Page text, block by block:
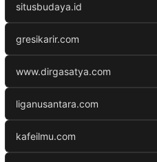
situsbudaya.id
gresikarir.com
www.dirgasatya.com
liganusantara.com
kafeilmu.com